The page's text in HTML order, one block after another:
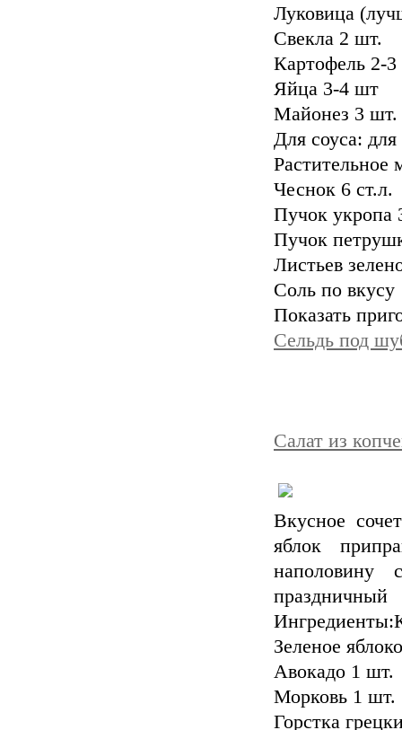
Луковица
Свекла 2 шт.
Картофель 2-
Яйца 3-4 шт
Майонез 3 шт.
Для соуса: для
Растительное
Чеснок 6 ст.л.
Пучок укропа
Пучок
Листьев
Соль по вкусу
Показать
Сельдь под
Салат из
Вкусное
яблок
наполовину
Зеленое
Авокадо 1 шт.
Морковь 1 шт.
Горстка